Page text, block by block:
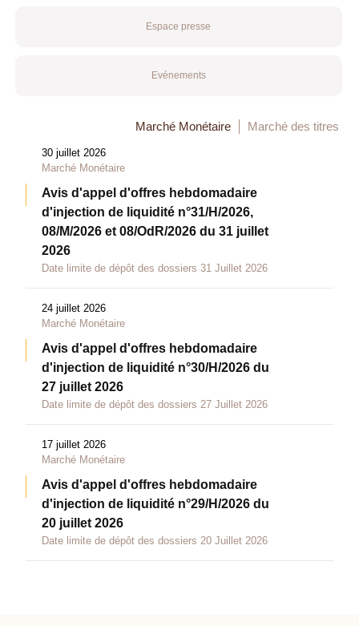
Espace presse
Evénements
Marché Monétaire Marché des titres
30 juillet 2026
Marché Monétaire
Avis d'appel d'offres hebdomadaire
d'injection de liquidité n°31/H/2026,
08/M/2026 et 08/OdR/2026 du 31 juillet
2026
Date limite de dépôt des dossiers 31 Juillet 2026
24 juillet 2026
Marché Monétaire
Avis d'appel d'offres hebdomadaire
d'injection de liquidité n°30/H/2026 du
27 juillet 2026
Date limite de dépôt des dossiers 27 Juillet 2026
17 juillet 2026
Marché Monétaire
Avis d'appel d'offres hebdomadaire
d'injection de liquidité n°29/H/2026 du
20 juillet 2026
Date limite de dépôt des dossiers 20 Juillet 2026